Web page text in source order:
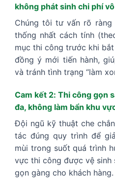
không phát sinh chi phí
Chúng tôi tư vấn rõ
thống nhất cách tính
mục thi công trước khi
đồng ý mới tiến hành,
và tránh tình trạng “làm
Cam kết 2: Thi công gọn
đa, không làm bẩn khu
Đội ngũ kỹ thuật che
tác đúng quy trình để
mùi trong suốt quá trình
vực thi công được vệ sinh
gọn gàng cho khách hàng.